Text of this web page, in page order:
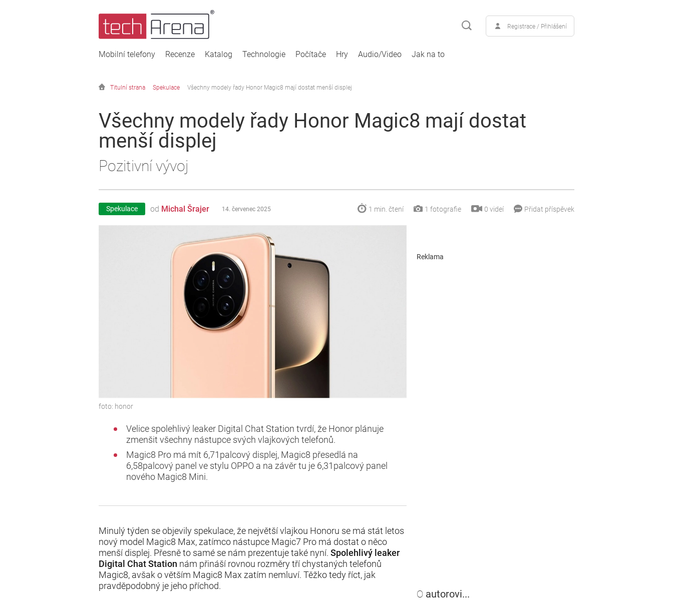
Registrace / Přihlášení
Mobilní telefony Recenze Katalog Technologie Počítače Hry Audio/Video Jak na to
Titulní strana Spekulace Všechny modely řady Honor Magic8 mají dostat menší displej
Všechny modely řady Honor Magic8 mají dostat
menší displej
Pozitivní vývoj
Spekulace od Michal Šrajer 14. červenec 2025 1 min. čtení 1 fotografie 0 videí Přidat příspěvek
foto: honor
Velice spolehlivý leaker Digital Chat Station tvrdí, že Honor plánuje
zmenšit všechny nástupce svých vlajkových telefonů.
Magic8 Pro má mít 6,71palcový displej, Magic8 přesedlá na
6,58palcový panel ve stylu OPPO a na závěr tu je 6,31palcový panel
nového Magic8 Mini.
Minulý týden se objevily spekulace, že největší vlajkou Honoru se má stát letos
nový model Magic8 Max, zatímco nástupce Magic7 Pro má dostat o něco
menší displej. Přesně to samé se nám prezentuje také nyní. Spolehlivý leaker
Digital Chat Station nám přináší rovnou rozměry tří chystaných telefonů
Magic8, avšak o větším Magic8 Max zatím nemluví. Těžko tedy říct, jak
pravděpodobný je jeho příchod.
Reklama
O autorovi...